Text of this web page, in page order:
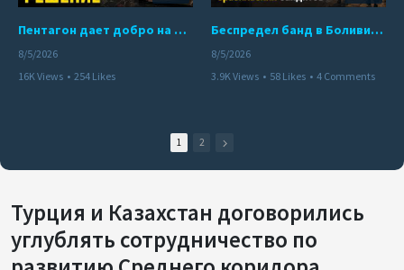
Пентагон дает добро на ядерный удар по противникам США
8/5/2026
16K Views • 254 Likes
Беспредел банд в Боливии. Расправы над наркоторговцами
8/5/2026
3.9K Views • 58 Likes • 4 Comments
1 2
Турция и Казахстан договорились
углублять сотрудничество по